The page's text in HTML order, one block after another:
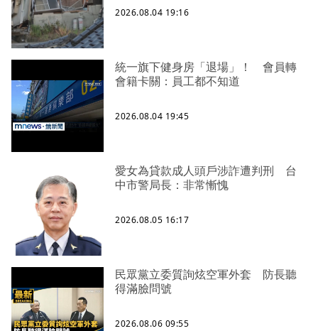
2026.08.04 19:16
統一旗下健身房「退場」！ 會員轉
會籍卡關：員工都不知道
2026.08.04 19:45
愛女為貸款成人頭戶涉詐遭判刑 台
中市警局長：非常慚愧
2026.08.05 16:17
民眾黨立委質詢炫空軍外套 防長聽
得滿臉問號
2026.08.06 09:55